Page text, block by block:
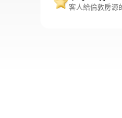
客人給倫敦房源